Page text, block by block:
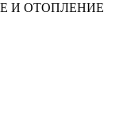
И ОТОПЛЕНИЕ